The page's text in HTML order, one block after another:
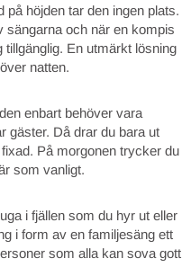
höjden tar den ingen plats.
sängarna och när en kompis
En utmärkt lösning
natten.
enbart behöver vara
gäster. Då drar du bara ut
På morgonen trycker du
som vanligt.
i fjällen som du hyr ut eller
i form av en familjesäng ett
som alla kan sova gott